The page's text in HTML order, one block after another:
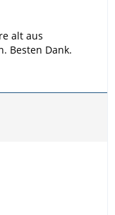
alt aus
Besten Dank.